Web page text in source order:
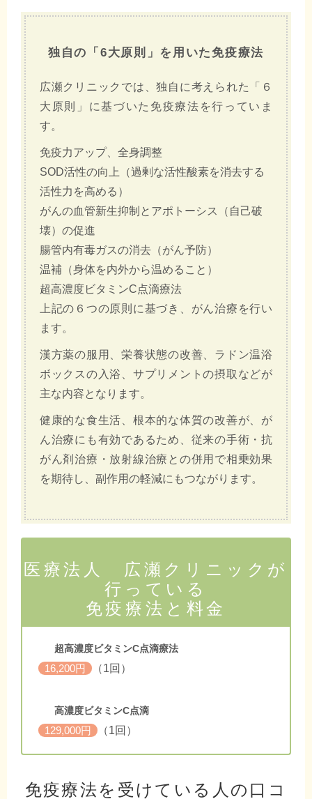
独自の「6大原則」を用いた免疫療法
広瀬クリニックでは、独自に考えられた「６
大原則」に基づいた免疫療法を行っていま
す。
免疫力アップ、全身調整
SOD活性の向上（過剰な活性酸素を消去する
活性力を高める）
がんの血管新生抑制とアポトーシス（自己破
壊）の促進
腸管内有毒ガスの消去（がん予防）
温補（身体を内外から温めること）
超高濃度ビタミンC点滴療法
上記の６つの原則に基づき、がん治療を行い
ます。
漢方薬の服用、栄養状態の改善、ラドン温浴
ボックスの入浴、サプリメントの摂取などが
主な内容となります。
健康的な食生活、根本的な体質の改善が、が
ん治療にも有効であるため、従来の手術・抗
がん剤治療・放射線治療との併用で相乗効果
を期待し、副作用の軽減にもつながります。
医療法人 広瀬クリニックが
行っている
免疫療法と料金
超高濃度ビタミンC点滴療法
16,200円 （1回）
高濃度ビタミンC点滴
129,000円 （1回）
免疫療法を受けている人の口コ